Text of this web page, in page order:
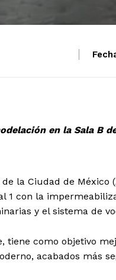
en la Sala B
la Ciudad de
1 con la
y el sistema de
tiene como objetivo
acabados más